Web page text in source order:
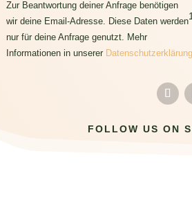
Zur Beantwortung deiner Anfrage benötigen
wir deine Email-Adresse. Diese Daten werden
nur für deine Anfrage genutzt. Mehr
Informationen in unserer Datenschutzerklärung
FOLLOW US ON